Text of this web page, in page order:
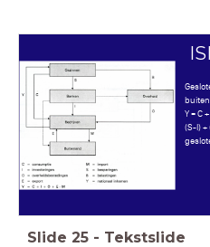
Y = C
(S-I) +
Slide 25 - Tekstslide